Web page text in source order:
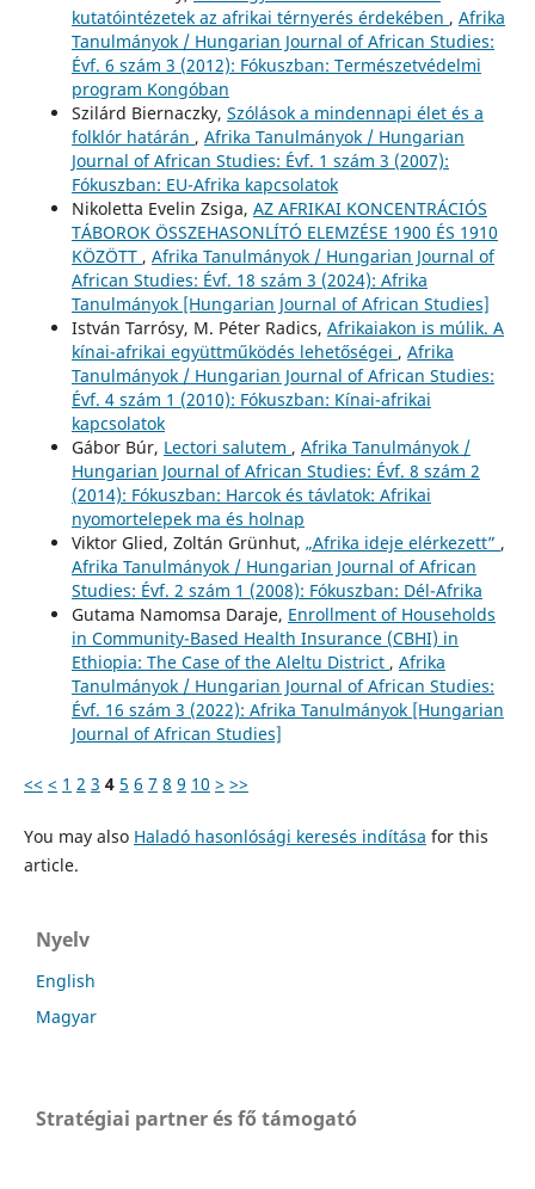
kutatóintézetek az afrikai térnyerés érdekében , Afrika
Tanulmányok / Hungarian Journal of African Studies:
Évf. 6 szám 3 (2012): Fókuszban: Természetvédelmi
program Kongóban
Szilárd Biernaczky, Szólások a mindennapi élet és a
folklór határán , Afrika Tanulmányok / Hungarian
Journal of African Studies: Évf. 1 szám 3 (2007):
Fókuszban: EU-Afrika kapcsolatok
Nikoletta Evelin Zsiga, AZ AFRIKAI KONCENTRÁCIÓS
TÁBOROK ÖSSZEHASONLÍTÓ ELEMZÉSE 1900 ÉS 1910
KÖZÖTT , Afrika Tanulmányok / Hungarian Journal of
African Studies: Évf. 18 szám 3 (2024): Afrika
Tanulmányok [Hungarian Journal of African Studies]
István Tarrósy, M. Péter Radics, Afrikaiakon is múlik. A
kínai-afrikai együttműködés lehetőségei , Afrika
Tanulmányok / Hungarian Journal of African Studies:
Évf. 4 szám 1 (2010): Fókuszban: Kínai-afrikai
kapcsolatok
Gábor Búr, Lectori salutem , Afrika Tanulmányok /
Hungarian Journal of African Studies: Évf. 8 szám 2
(2014): Fókuszban: Harcok és távlatok: Afrikai
nyomortelepek ma és holnap
Viktor Glied, Zoltán Grünhut, „Afrika ideje elérkezett” ,
Afrika Tanulmányok / Hungarian Journal of African
Studies: Évf. 2 szám 1 (2008): Fókuszban: Dél-Afrika
Gutama Namomsa Daraje, Enrollment of Households
in Community-Based Health Insurance (CBHI) in
Ethiopia: The Case of the Aleltu District , Afrika
Tanulmányok / Hungarian Journal of African Studies:
Évf. 16 szám 3 (2022): Afrika Tanulmányok [Hungarian
Journal of African Studies]
<< < 1 2 3 4 5 6 7 8 9 10 > >>
You may also Haladó hasonlósági keresés indítása for this
article.
Nyelv
English
Magyar
Stratégiai partner és fő támogató